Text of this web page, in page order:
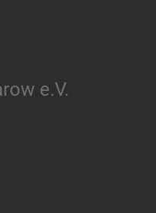
e.V.